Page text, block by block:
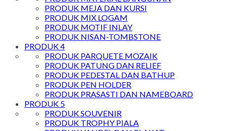
PRODUK MEJA DAN KURSI
PRODUK MIX LOGAM
PRODUK MOTIF INLAY
PRODUK NISAN-TOMBSTONE
PRODUK 4
PRODUK PARQUETE MOZAIK
PRODUK PATUNG DAN RELIEF
PRODUK PEDESTAL DAN BATHUP
PRODUK PEN HOLDER
PRODUK PRASASTI DAN NAMEBOARD
PRODUK 5
PRODUK SOUVENIR
PRODUK TROPHY PIALA